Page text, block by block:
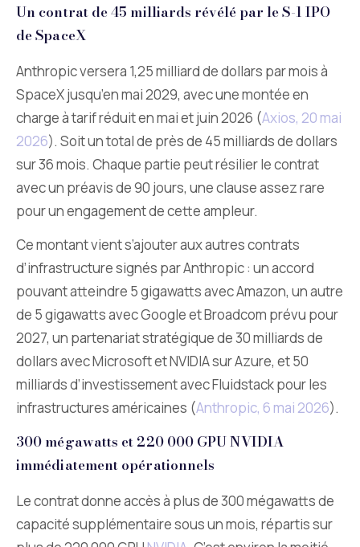
Un contrat de 45 milliards révélé par le S-1 IPO
de SpaceX
Anthropic versera 1,25 milliard de dollars par mois à
SpaceX jusqu’en mai 2029, avec une montée en
charge à tarif réduit en mai et juin 2026 (Axios, 20 mai
2026). Soit un total de près de 45 milliards de dollars
sur 36 mois. Chaque partie peut résilier le contrat
avec un préavis de 90 jours, une clause assez rare
pour un engagement de cette ampleur.
Ce montant vient s’ajouter aux autres contrats
d’infrastructure signés par Anthropic : un accord
pouvant atteindre 5 gigawatts avec Amazon, un autre
de 5 gigawatts avec Google et Broadcom prévu pour
2027, un partenariat stratégique de 30 milliards de
dollars avec Microsoft et NVIDIA sur Azure, et 50
milliards d’investissement avec Fluidstack pour les
infrastructures américaines (Anthropic, 6 mai 2026).
300 mégawatts et 220 000 GPU NVIDIA
immédiatement opérationnels
Le contrat donne accès à plus de 300 mégawatts de
capacité supplémentaire sous un mois, répartis sur